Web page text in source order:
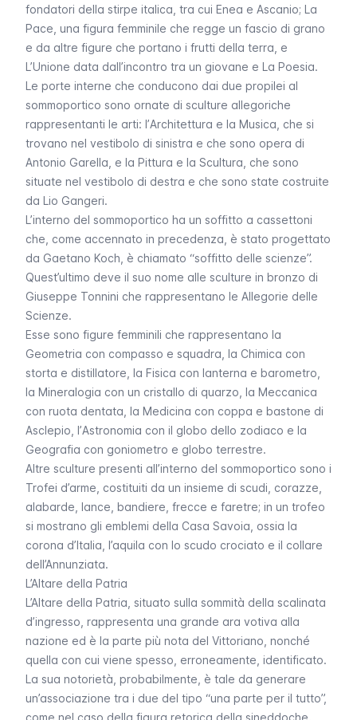
fondatori della stirpe italica, tra cui Enea e Ascanio; La
Pace , una figura femminile che regge un fascio di grano
e da altre figure che portano i frutti della terra, e
L’Unione data dall’incontro tra un giovane e La Poesia.
Le porte interne che conducono dai due propilei al
sommoportico sono ornate di sculture allegoriche
rappresentanti le arti: l’Architettura e la Musica , che si
trovano nel vestibolo di sinistra e che sono opera di
Antonio Garella, e la Pittura e la Scultura , che sono
situate nel vestibolo di destra e che sono state costruite
da Lio Gangeri.
L’interno del sommoportico ha un soffitto a cassettoni
che, come accennato in precedenza, è stato progettato
da Gaetano Koch, è chiamato “soffitto delle scienze”.
Quest’ultimo deve il suo nome alle sculture in bronzo di
Giuseppe Tonnini che rappresentano le Allegorie delle
Scienze.
Esse sono figure femminili che rappresentano la
Geometria con compasso e squadra, la Chimica con
storta e distillatore, la Fisica con lanterna e barometro,
la Mineralogia con un cristallo di quarzo, la Meccanica
con ruota dentata, la Medicina con coppa e bastone di
Asclepio, l’Astronomia con il globo dello zodiaco e la
Geografia con goniometro e globo terrestre.
Altre sculture presenti all’interno del sommoportico sono i
Trofei d’arme, costituiti da un insieme di scudi, corazze,
alabarde, lance, bandiere, frecce e faretre; in un trofeo
si mostrano gli emblemi della Casa Savoia, ossia la
corona d’Italia, l’aquila con lo scudo crociato e il collare
dell’Annunziata.
L’Altare della Patria
L’Altare della Patria, situato sulla sommità della scalinata
d’ingresso, rappresenta una grande ara votiva alla
nazione ed è la parte più nota del Vittoriano, nonché
quella con cui viene spesso, erroneamente, identificato.
La sua notorietà, probabilmente, è tale da generare
un’associazione tra i due del tipo “una parte per il tutto”,
come nel caso della figura retorica della sineddoche.